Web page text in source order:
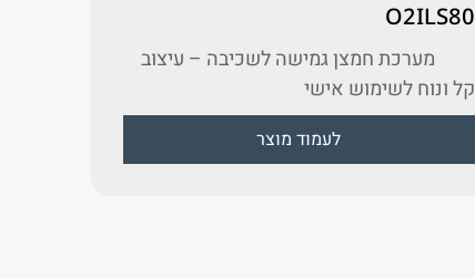
O2ILS80
מערכת חמצן גמישה לשכיבה – עיצוב
קל ונוח לשימוש אישי
לעמוד מוצר